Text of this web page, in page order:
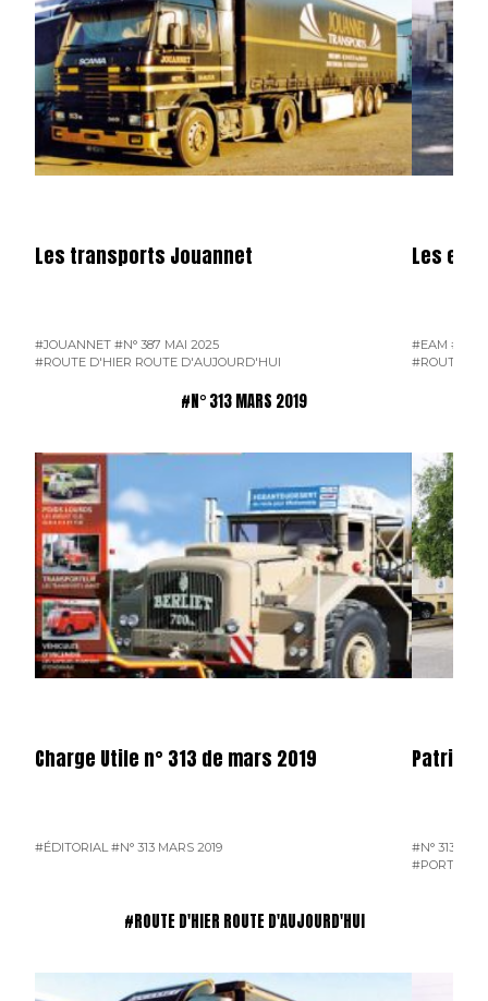
Les transports Jouannet
#JOUANNET #N° 387 MAI 2025
#ROUTE D'HIER ROUTE D'AUJOURD'HUI
Les
#EAM
#ROUTE
#N° 313 MARS 2019
Charge Utile n° 313 de mars 2019
#ÉDITORIAL #N° 313 MARS 2019
Patrice
#N° 313
#PORTRAIT
#ROUTE D'HIER ROUTE D'AUJOURD'HUI